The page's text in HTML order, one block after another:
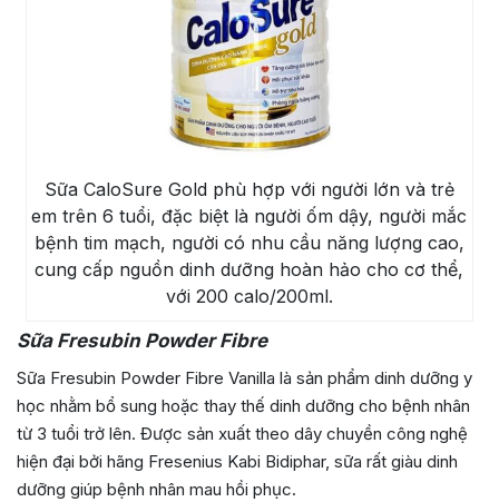
Sữa CaloSure Gold phù hợp với người lớn và trẻ
em trên 6 tuổi, đặc biệt là người ốm dậy, người mắc
bệnh tim mạch, người có nhu cầu năng lượng cao,
cung cấp nguồn dinh dưỡng hoàn hảo cho cơ thể,
với 200 calo/200ml.
Sữa Fresubin Powder Fibre
Sữa Fresubin Powder Fibre Vanilla là sản phẩm dinh dưỡng y
học nhằm bổ sung hoặc thay thế dinh dưỡng cho bệnh nhân
từ 3 tuổi trở lên. Được sản xuất theo dây chuyền công nghệ
hiện đại bởi hãng Fresenius Kabi Bidiphar, sữa rất giàu dinh
dưỡng giúp bệnh nhân mau hồi phục.